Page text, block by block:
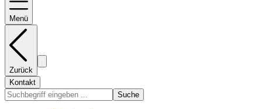
Menü
Zurück
Kontakt
Suche